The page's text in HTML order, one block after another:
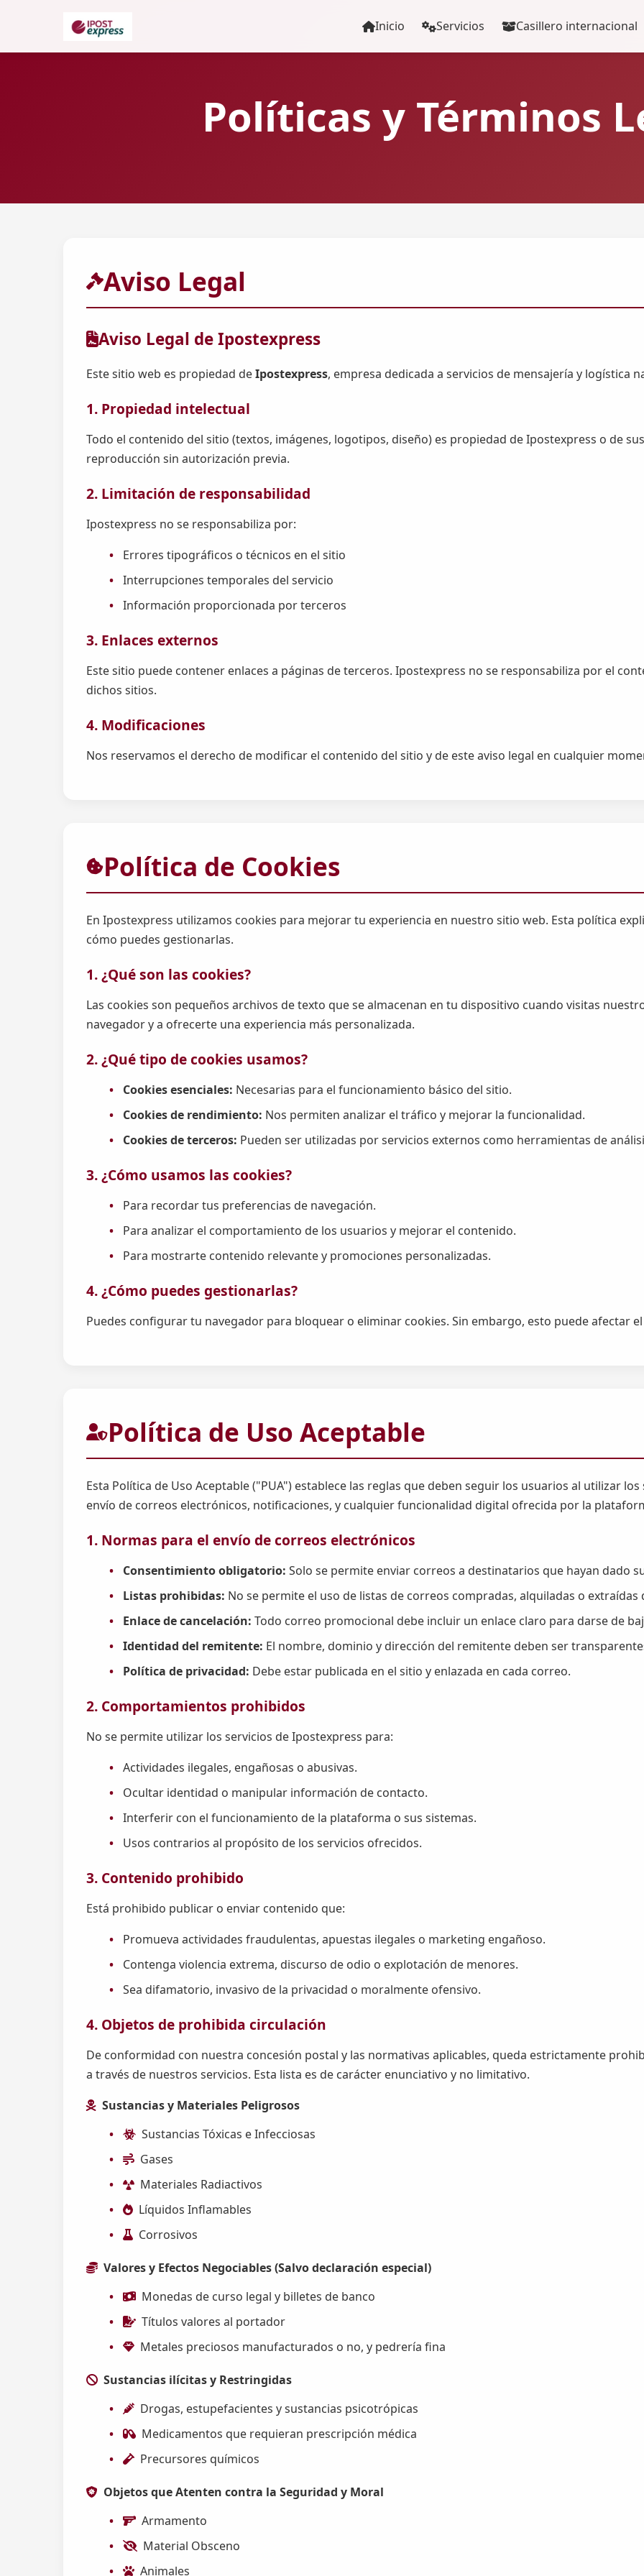
Inicio Servicios Casillero internacional
Políticas y Términos
Aviso Legal
Aviso Legal de Ipostexpress
Este sitio web es propiedad deIpostexpress, empresa dedicada a servicios de mensajería y logística
1. Propiedad intelectual
Todo el contenido del sitio (textos, imágenes, logotipos, diseño) es propiedad de Ipostexpress o de
reproducción sin autorización previa.
2. Limitación de responsabilidad
Ipostexpress no se responsabiliza por:
Errores tipográficos o técnicos en el sitio
Interrupciones temporales del servicio
Información proporcionada por terceros
3. Enlaces externos
Este sitio puede contener enlaces a páginas de terceros. Ipostexpress no se responsabiliza por el
dichos sitios.
4. Modificaciones
Nos reservamos el derecho de modificar el contenido del sitio y de este aviso legal en cualquier
Política de Cookies
En Ipostexpress utilizamos cookies para mejorar tu experiencia en nuestro sitio web. Esta política
cómo puedes gestionarlas.
1. ¿Qué son las cookies?
Las cookies son pequeños archivos de texto que se almacenan en tu dispositivo cuando visitas
navegador y a ofrecerte una experiencia más personalizada.
2. ¿Qué tipo de cookies usamos?
Cookies esenciales: Necesarias para el funcionamiento básico del sitio.
Cookies de rendimiento: Nos permiten analizar el tráfico y mejorar la funcionalidad.
Cookies de terceros: Pueden ser utilizadas por servicios externos como herramientas de
3. ¿Cómo usamos las cookies?
Para recordar tus preferencias de navegación.
Para analizar el comportamiento de los usuarios y mejorar el contenido.
Para mostrarte contenido relevante y promociones personalizadas.
4. ¿Cómo puedes gestionarlas?
Puedes configurar tu navegador para bloquear o eliminar cookies. Sin embargo, esto puede afectar
Política de Uso Aceptable
Esta Política de Uso Aceptable ("PUA") establece las reglas que deben seguir los usuarios al utilizar
envío de correos electrónicos, notificaciones, y cualquier funcionalidad digital ofrecida por la
1. Normas para el envío de correos electrónicos
Consentimiento obligatorio: Solo se permite enviar correos a destinatarios que hayan dado
Listas prohibidas: No se permite el uso de listas de correos compradas, alquiladas o extraídas
Enlace de cancelación: Todo correo promocional debe incluir un enlace claro para darse de
Identidad del remitente: El nombre, dominio y dirección del remitente deben ser
Política de privacidad: Debe estar publicada en el sitio y enlazada en cada correo.
2. Comportamientos prohibidos
No se permite utilizar los servicios de Ipostexpress para:
Actividades ilegales, engañosas o abusivas.
Ocultar identidad o manipular información de contacto.
Interferir con el funcionamiento de la plataforma o sus sistemas.
Usos contrarios al propósito de los servicios ofrecidos.
3. Contenido prohibido
Está prohibido publicar o enviar contenido que:
Promueva actividades fraudulentas, apuestas ilegales o marketing engañoso.
Contenga violencia extrema, discurso de odio o explotación de menores.
Sea difamatorio, invasivo de la privacidad o moralmente ofensivo.
4. Objetos de prohibida circulación
De conformidad con nuestra concesión postal y las normativas aplicables, queda estrictamente
a través de nuestros servicios. Esta lista es de carácter enunciativo y no limitativo.
Sustancias y Materiales Peligrosos
Sustancias Tóxicas e Infecciosas
Gases
Materiales Radiactivos
Líquidos Inflamables
Corrosivos
Valores y Efectos Negociables (Salvo declaración especial)
Monedas de curso legal y billetes de banco
Títulos valores al portador
Metales preciosos manufacturados o no, y pedrería fina
Sustancias ilícitas y Restringidas
Drogas, estupefacientes y sustancias psicotrópicas
Medicamentos que requieran prescripción médica
Precursores químicos
Objetos que Atenten contra la Seguridad y Moral
Armamento
Material Obsceno
Animales